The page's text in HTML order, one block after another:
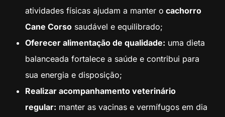
atividades físicas ajudam a manter o cachorro
Cane Corsosaudável e equilibrado;
Oferecer alimentação de qualidade: uma dieta
balanceada fortalece a saúde e contribui para
sua energia e disposição;
Realizar acompanhamento veterinário
regular: manter as vacinas e vermífugos em dia